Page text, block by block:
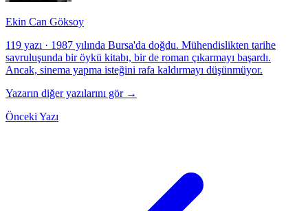
Ekin Can Göksoy
119 yazı · 1987 yılında Bursa'da doğdu. Mühendislikten tarihe
savruluşunda bir öykü kitabı, bir de roman çıkarmayı başardı.
Ancak, sinema yapma isteğini rafa kaldırmayı düşünmüyor.
Yazarın diğer yazılarını gör →
Önceki Yazı